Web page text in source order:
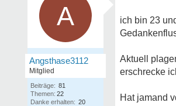
A
Angsthase3112
Mitglied
Beiträge: 81
Themen: 22
Danke erhalten: 20
ich bin 23
Aktuell
erschrecke
Hat jamand